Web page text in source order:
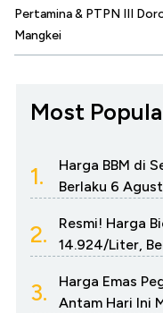
Pertamina & PTPN III
Mangkei
Most
1.
Harga BBM di
Berlaku 6
2.
Resmi! Harga
14.924/Liter,
3.
Harga Emas
Antam Hari Ini